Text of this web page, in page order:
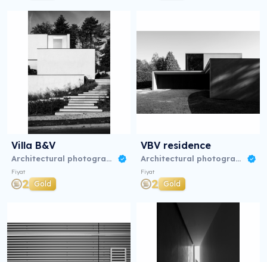
Villa B&V
Architectural photography 08/23
Fiyat
2 Gold
VBV residence
Architectural photography 08/23
Fiyat
2 Gold